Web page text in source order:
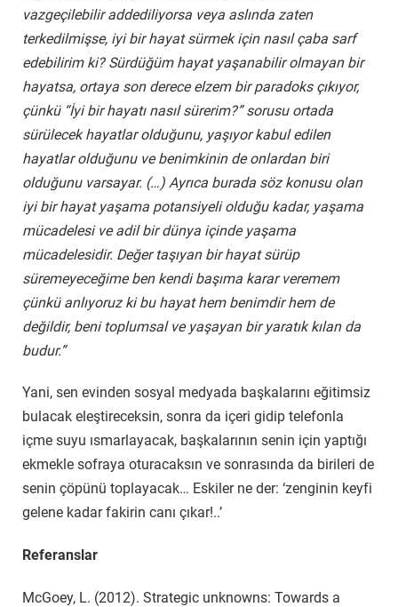
vazgeçilebilir addediliyorsa veya aslında zaten
terkedilmişse, iyi bir hayat sürmek için nasıl çaba sarf
edebilirim ki? Sürdüğüm hayat yaşanabilir olmayan bir
hayatsa, ortaya son derece elzem bir paradoks çıkıyor,
çünkü “İyi bir hayatı nasıl sürerim?” sorusu ortada
sürülecek hayatlar olduğunu, yaşıyor kabul edilen
hayatlar olduğunu ve benimkinin de onlardan biri
olduğunu varsayar. (…) Ayrıca burada söz konusu olan
iyi bir hayat yaşama potansiyeli olduğu kadar, yaşama
mücadelesi ve adil bir dünya içinde yaşama
mücadelesidir. Değer taşıyan bir hayat sürüp
süremeyeceğime ben kendi başıma karar veremem
çünkü anlıyoruz ki bu hayat hem benimdir hem de
değildir, beni toplumsal ve yaşayan bir yaratık kılan da
budur.”
Yani, sen evinden sosyal medyada başkalarını eğitimsiz
bulacak eleştireceksin, sonra da içeri gidip telefonla
içme suyu ısmarlayacak, başkalarının senin için yaptığı
ekmekle sofraya oturacaksın ve sonrasında da birileri de
senin çöpünü toplayacak… Eskiler ne der: ‘zenginin keyfi
gelene kadar fakirin canı çıkar!..’
Referanslar
McGoey, L. (2012). Strategic unknowns: Towards a